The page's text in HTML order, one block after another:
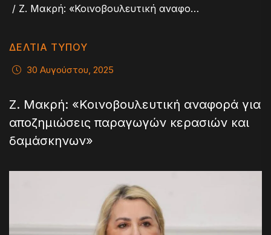
/ Ζ. Μακρή: «Κοινοβουλευτική αναφορά για αποζημιώσεις παραγωγών κερασιών και δαμάσκηνων»
ΔΕΛΤΙΑ ΤΥΠΟΥ
30 Αυγούστου, 2025
Ζ. Μακρή: «Κοινοβουλευτική αναφορά για
αποζημιώσεις παραγωγών κερασιών και
δαμάσκηνων»